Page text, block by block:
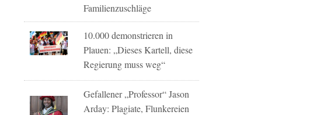
Familienzuschläge
10.000 demonstrieren in
Plauen: „Dieses Kartell, diese
Regierung muss weg“
Gefallener „Professor“ Jason
Arday: Plagiate, Flunkereien